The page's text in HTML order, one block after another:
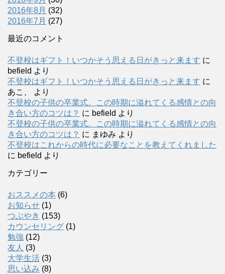
2016年8月 (32)
2016年7月 (27)
最近のコメント
不登校はギフト！いつかそう思える日がきっと来ます に
befield より
不登校はギフト！いつかそう思える日がきっと来ます に
あこ、
より
不登校の子供の卒業式。この時期に溢れてくる感情との向
き合い方のコツは？ に befield より
不登校の子供の卒業式。この時期に溢れてくる感情との向
き合い方のコツは？ に まゆみ より
不登校はこれからの時代に必要なことを教えてくれました
に befield より
カテゴリー
おススメの本 (6)
お知らせ (1)
つぶやき (153)
カウンセリング (1)
勉強 (12)
友人 (3)
大学生活 (3)
思い込み (8)